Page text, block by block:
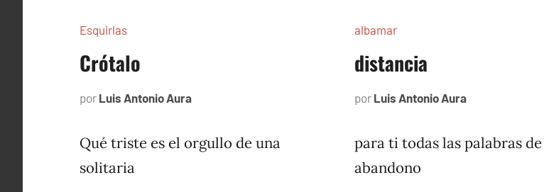
Esquirlas
Crótalo
por Luis Antonio Aura
2023
Qué triste es el orgullo de una
solitaria
albamar
distancia
por Luis Antonio Auranoviembre
1996
para ti todas las palabras de
abandono